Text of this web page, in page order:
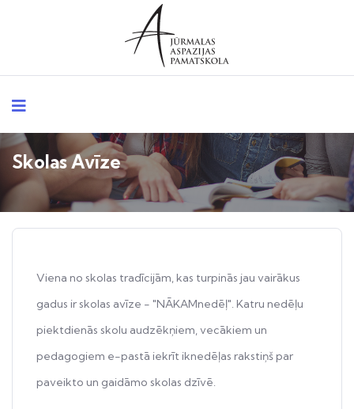
Skolas Avīze
Viena no skolas tradīcijām, kas turpinās jau vairākus
gadus ir skolas avīze - "NĀKAMnedēļ". Katru nedēļu
piektdienās skolu audzēkņiem, vecākiem un
pedagogiem e-pastā iekrīt iknedēļas rakstiņš par
paveikto un gaidāmo skolas dzīvē.